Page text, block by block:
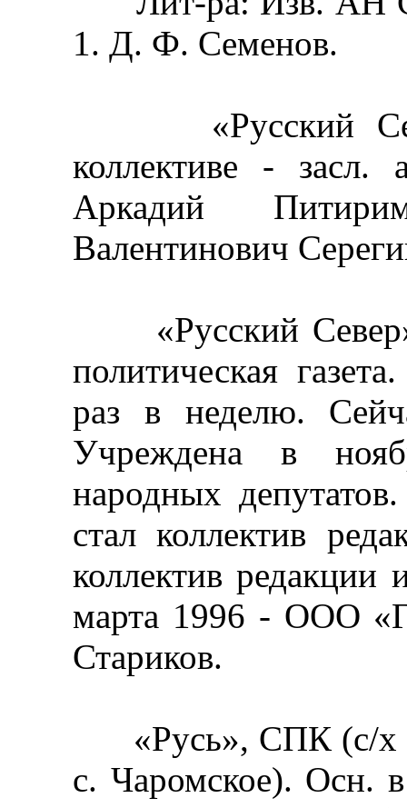
1. Д. Ф. Семенов.
«Русский
коллективе -
Аркадий
Валентинович
«Русский Север»,
политическая
раз в неделю.
Учреждена в
народных
стал коллектив
коллектив
марта 1996 - ООО
Стариков.
«Русь», СПК (с/х
с. Чаромское). Осн.